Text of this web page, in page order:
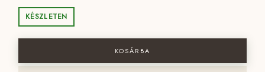
KÉSZLETEN
Little Dutch téli hálózsák 70 cm - Soft
KOSÁRBA